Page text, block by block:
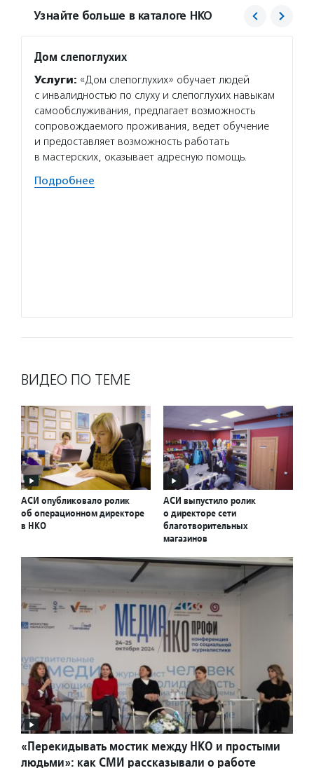
Узнайте больше в каталоге НКО
Дом слепоглухих
Услуги: «Дом слепоглухих» обучает людей
с инвалидностью по слуху и слепоглухих навыкам
самообслуживания, предлагает возможность
сопровождаемого проживания, ведет обучение
и предоставляет возможность работать
в мастерских, оказывает адресную помощь.
Подробнее
ВИДЕО ПО ТЕМЕ
АСИ опубликовало ролик
об операционном директоре
в НКО
АСИ выпустило ролик
о директоре сети
благотворительных
магазинов
«Перекидывать мостик между НКО и простыми
людьми»: как СМИ рассказывали о работе